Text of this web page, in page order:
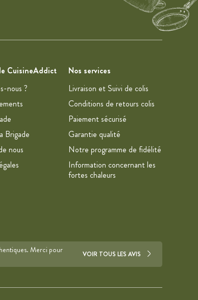
CuisineAddict
nous ?
Brigade
nous
Nos services
Livraison et Suivi de colis
Conditions de retours colis
Paiement sécurisé
Garantie qualité
Notre programme de fidélité
Information concernant les
fortes chaleurs
Merci pour
VOIR TOUS LES AVIS